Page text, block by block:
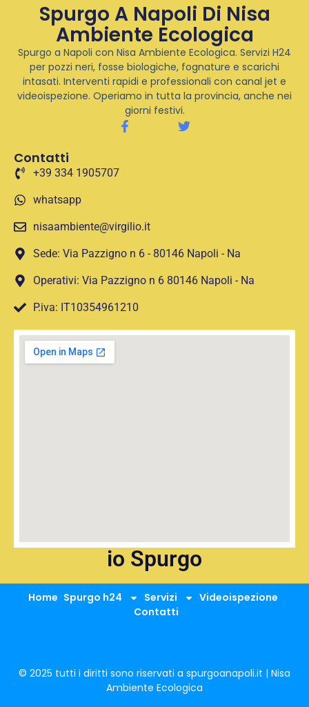
Spurgo A Napoli Di Nisa
Ambiente Ecologica
Spurgo a Napoli con Nisa Ambiente Ecologica. Servizi H24
per pozzi neri, fosse biologiche, fognature e scarichi
intasati. Interventi rapidi e professionali con canal jet e
videoispezione. Operiamo in tutta la provincia, anche nei
giorni festivi.
Contatti
+39 334 1905707
whatsapp
nisaambiente@virgilio.it
Sede: Via Pazzigno n 6 - 80146 Napoli - Na
Operativi: Via Pazzigno n 6 80146 Napoli - Na
P.iva: IT10354961210
io Spurgo
Home Spurgo h24 Servizi
Videoispezione
Contatti
© 2025 tutti i diritti sono riservati a spurgoanapoli.it | Nisa
Ambiente Ecologica